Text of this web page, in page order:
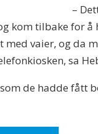
–
kom tilbake for
vaier, og da
sa
de hadde fått